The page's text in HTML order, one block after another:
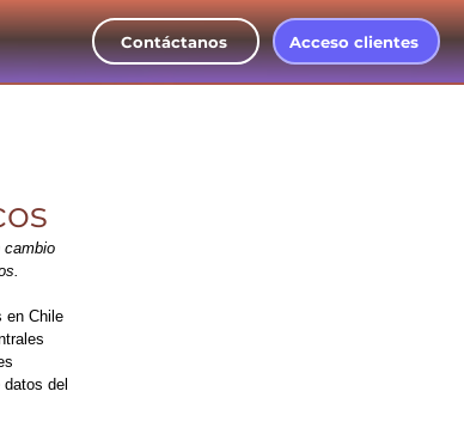
Contáctanos Acceso clientes
cambio
en Chile
del